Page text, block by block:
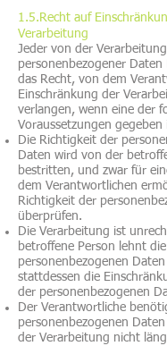
1.5.Recht auf
Verarbeitung
Jeder von der Verarbeitung
personenbezogener
das Recht, von dem
Einschränkung der
verlangen, wenn eine der
Voraussetzungen gegeben
Die Richtigkeit der
Daten wird von der
bestritten, und zwar für
dem Verantwortlichen
Richtigkeit der
überprüfen.
Die Verarbeitung ist
betroffene Person lehnt
personenbezogenen
stattdessen die
der personenbezogenen
Der Verantwortliche
personenbezogenen
der Verarbeitung nicht